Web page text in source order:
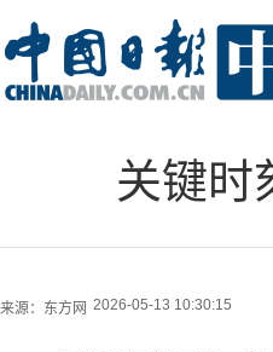
关键时
来源： 东方网 2026-05-13 10:30:15